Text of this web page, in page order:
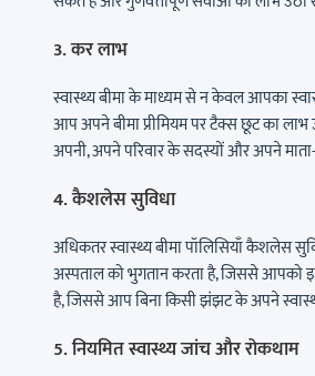
3. कर लाभ
स्वास्थ्य बीमा के माध्यम से न केवल आपका
आप अपने बीमा प्रीमियम पर टैक्स छूट का
अपनी, अपने परिवार के सदस्यों और अपने
4. कैशलेस सुविधा
अधिकतर स्वास्थ्य बीमा पॉलिसियाँ कैशलेस
अस्पताल को भुगतान करता है, जिससे आपको
है, जिससे आप बिना किसी झंझट के अपने
5. नियमित स्वास्थ्य जांच और रोकथाम